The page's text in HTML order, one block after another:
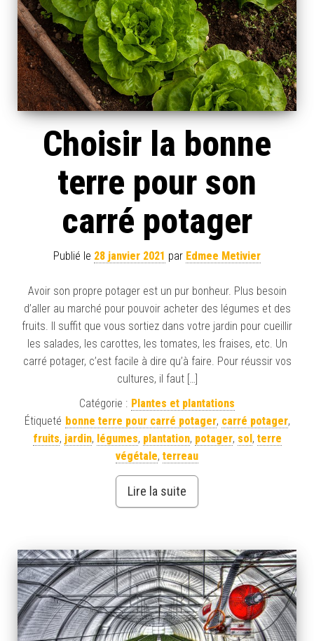
Choisir la bonne
terre pour son
carré potager
Publié le 28 janvier 2021 par Edmee Metivier
Avoir son propre potager est un pur bonheur. Plus besoin
d’aller au marché pour pouvoir acheter des légumes et des
fruits. Il suffit que vous sortiez dans votre jardin pour cueillir
les salades, les carottes, les tomates, les fraises, etc. Un
carré potager, c’est facile à dire qu’à faire. Pour réussir vos
cultures, il faut […]
Catégorie : Plantes et plantations
Étiqueté bonne terre pour carré potager, carré potager,
fruits, jardin, légumes, plantation, potager, sol, terre
végétale, terreau
Lire la suite